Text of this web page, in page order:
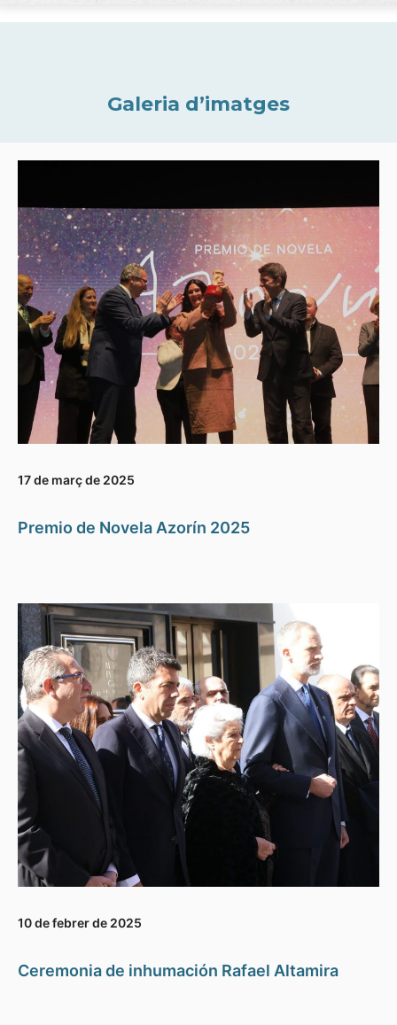
Galeria d’imatges
17 de març de 2025
Premio de Novela Azorín 2025
10 de febrer de 2025
Ceremonia de inhumación Rafael Altamira